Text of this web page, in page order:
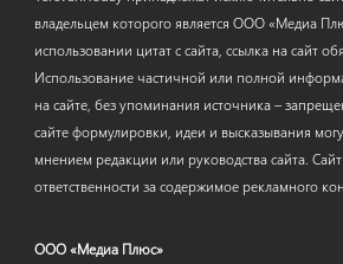
владельцем которого является ООО «Медиа
использовании цитат с сайта, ссылка на сайт
Использование частичной или полной
на сайте, без упоминания источника –
сайте формулировки, идеи и высказывания
мнением редакции или руководства сайта.
ответственности за содержимое рекламного
ООО «Медиа Плюс»